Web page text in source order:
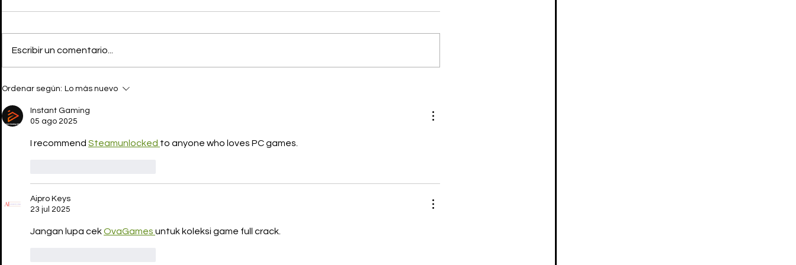
interpretará a PATRICK
BATEMAN en el remake de
AMERICAN PSYCHO
Escribir un comentario...
Ordenar según: Lo más nuevo
Instant Gaming
05 ago 2025
I recommend Steamunlocked to anyone who loves PC games.
Aipro Keys
23 jul 2025
Jangan lupa cek OvaGames untuk koleksi game full crack.